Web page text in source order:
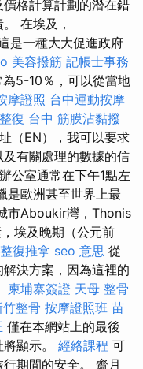
格計算計劃的潛在錯
在埃及，
是一種大大促進政府
美容撥筋 記帳士事務
為5-10％，可以從當地
摩證照 台中運動按摩
復 台中 筋膜沾黏撥
（EN），我可以要求
有關處理的數據的信
公室通常在下午1點左
是歐洲甚至世界上最
市Aboukir灣，Thonis
埃及晚期（公元前
復推拿 seo 意思 從
決方案，因為這裡的
柬埔寨簽證 天母 整骨
竹整骨 按摩證照班 苗
僅在本網站上的最後
顯示。 經絡課程 可
期間的安全。 齋月